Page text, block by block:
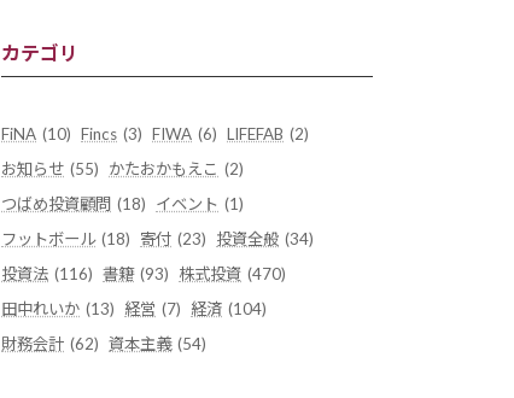
カテゴリ
FiNA (10) Fincs (3) FIWA (6) LIFEFAB (2)
お知らせ (55) かたおかもえこ (2)
つばめ投資顧問 (18) イベント (1)
フットボール (18) 寄付 (23) 投資全般 (34)
投資法 (116) 書籍 (93) 株式投資 (470)
田中れいか (13) 経営 (7) 経済 (104)
財務会計 (62) 資本主義 (54)